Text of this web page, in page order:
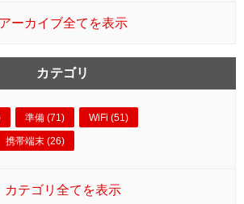
アーカイブ全てを表示
カテゴリ
準備 (71) WiFi (51)
携帯端末 (26)
カテゴリ全てを表示